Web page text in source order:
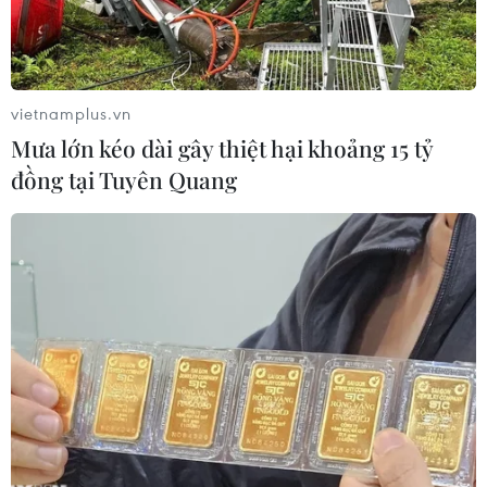
Yênvừa lắp đặt thiết bị máy tầm ngư cho tàu cá
PY95001TS của ông Biện Quang, trúthôn Phú
Lạc, xã Hòa Hiệp Nam (huyện Đông Hòa) hành
nghề vây rút chì.
Đây là loại máy dò ngang Sonar JMC-CSV-1000-
180, là máy dò ngư trường đầutiên được đưa
vào sử dụng cho ngư dân Phú Yên.
JMC-CSV-1000-180 là loại máy quét dò hành
trình luồng cá, tần số hoạt động180 kHz, công
suất phát 1.500 W; đường kính đầu dò 142 mm;
hành trình nâng hạđầu dò từ 200-400 mm;
thang đo từ 20-2.000m.
Khi quét ngang, chùm tia quét có 2 bước nhảy 5
vietnamplus.vn
Mưa lớn kéo dài gây thiệt hại khoảng 15 tỷ
đồng tại Tuyên Quang